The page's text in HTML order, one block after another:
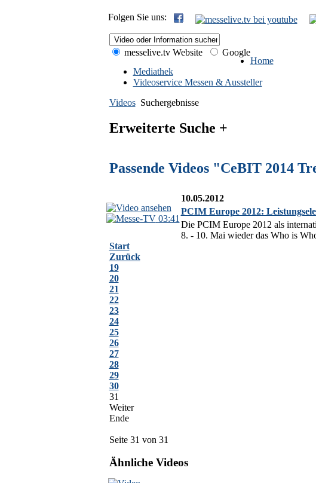
Folgen Sie uns:
messelive.tv Website
Google
Home
Mediathek
Videoservice Messen & Aussteller
Videos Suchergebnisse
Erweiterte Suche +
Passende Videos "CeBIT 2014
03:41
10.05.2012
PCIM Europe 2012:
Die PCIM Europe 2012 als
8. - 10. Mai wieder das Who is
Start
Zurück
19
20
21
22
23
24
25
26
27
28
29
30
31
Weiter
Ende
Seite 31 von 31
Ähnliche Videos